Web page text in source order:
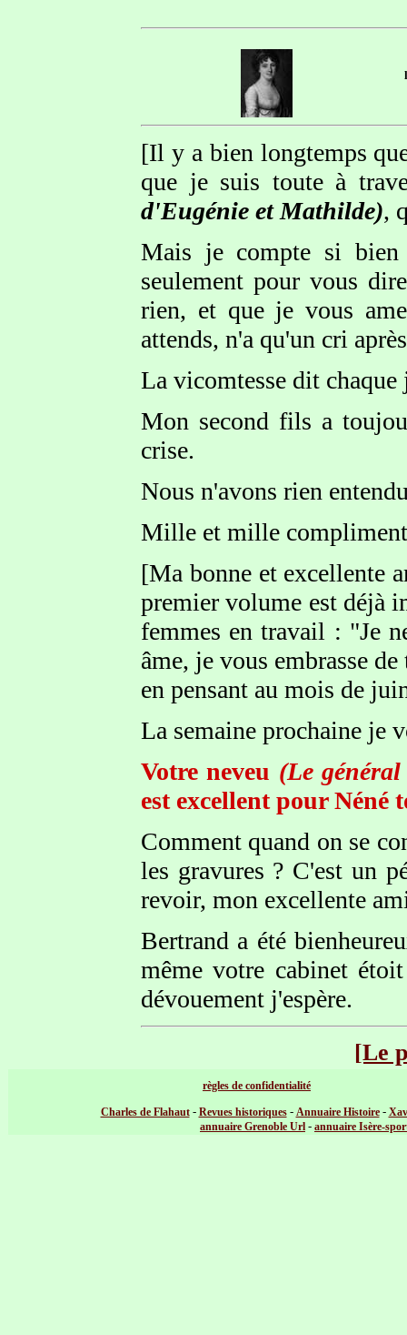
[Il y a bien longtemps
que je suis toute à
d'Eugénie et Mathilde),
Mais je compte si
seulement pour vous
rien, et que je vous
attends, n'a qu'un cri
La vicomtesse dit
Mon second fils a
crise.
Nous n'avons rien
Mille et mille
[Ma bonne et excellente
premier volume est déjà
femmes en travail : "Je
âme, je vous embrasse
en pensant au mois de
La semaine prochaine je
Votre neveu (Le
est excellent pour Néné
Comment quand on se
les gravures ? C'est un
revoir, mon excellente
Bertrand a été
même votre cabinet
dévouement j'espère.
[Le
règles de confidentialité
Charles de Flahaut- Revues historiques- Annuaire Histoire-
annuaire Grenoble Url - annuaire Isère-